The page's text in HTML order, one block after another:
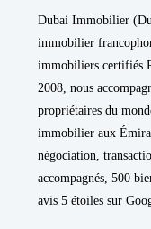
Dubai Immobilier
immobilier
immobiliers certifiés
2008, nous
propriétaires du
immobilier aux
négociation,
accompagnés, 500
avis 5 étoiles sur